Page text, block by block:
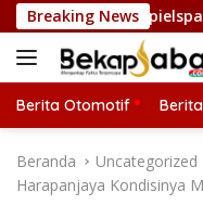
a
g
u
Breaking News
fesselnder
Berita Otomotif
Beranda Uncategorized
Harapanjaya Kondisinya